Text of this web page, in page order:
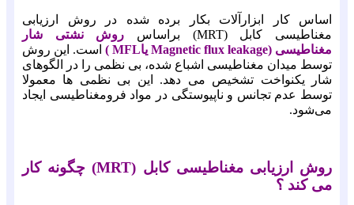
اساس کار ابزارآلات بکار برده شده در روش ارزیابی
مغناطیسی کابل (MRT) براساس
روش نشتی شار
مغناطیسی (Magnetic flux leakage یاMFL )
است. این روش
توسط میدان مغناطیسی اشباع شده، بی نظمی را در الگوهای
شار یکنواخت تشخیص می دهد. این بی نظمی ها معمولا
توسط عدم تجانس و ناپیوستگی در مواد فرومغناطیسی ایجاد
می‌شود.
روش ارزیابی مغناطیسی کابل (MRT)
چگونه کار
می کند ؟